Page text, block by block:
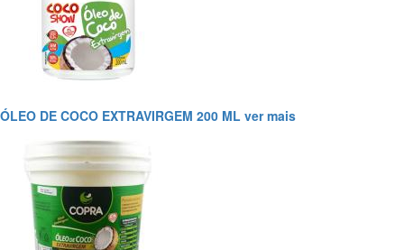
ÓLEO DE COCO EXTRAVIRGEM 200 ML ver mais